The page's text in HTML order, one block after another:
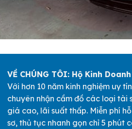
VỀ CHÚNG TÔI: Hộ Kinh
Với hơn 10 năm kinh nghiệm uy
chuyên nhận cầm đồ các loại tài
giá cao, lãi suất thấp. Miễn phí
sơ, thủ tục nhanh gọn chỉ 5 phút